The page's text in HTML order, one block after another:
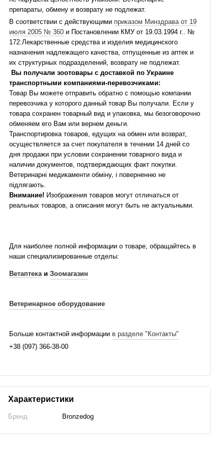
препараты, обмену и возврату не подлежат.
В соответствии с действующими приказом Минздрава от 19
июля 2005 № 360и Постановлении КМУ от 19.03.1994 г.. №
172:Лекарственные средства и изделия медицинского
назначения надлежащего качества, отпущенные из аптек и
их структурных подразделений, возврату не подлежат.
Вы получали зоотовары с доставкой по Украине
транспортными компаниями-перевозчиками:
Товар Вы можете отправить обратно с помощью компании
перевозчика у которого данный товар Вы получали. Если у
товара сохранен товарный вид и упаковка, мы безоговорочно
обменяем его Вам или вернем деньги.
Транспортировка товаров, едущих на обмен или возврат,
осуществляется за счет покупателя в течении 14 дней со
дня продажи при условии сохранении товарного вида и
наличии документов, подтверждающих факт покупки.
Ветеринарні медикаменти обміну, і поверненню не
підлягають.
Внимание! Изображения товаров могут отличаться от
реальных товаров, а описания могут быть не актуальными.
Для наиболее полной информации о товаре, обращайтесь в
наши специализированные отделы:
Ветаптекаи Зоомагазин
Ветеринарное оборудование
Больше контактной информации в разделе "Контакты"
+38 (097) 366-38-00
Характеристики
Бренд Bronzedog